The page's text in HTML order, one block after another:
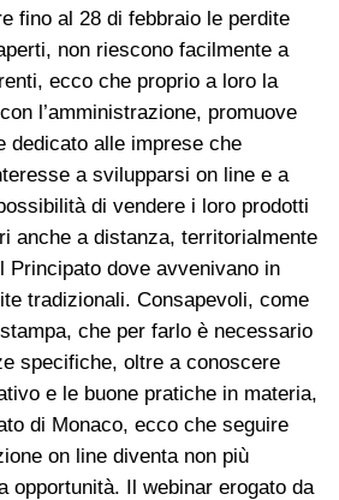
fino al 28 di febbraio le perdite
non riescono facilmente a
ecco che proprio a loro la
l’amministrazione, promuove
dedicato alle imprese che
a svilupparsi on line e a
di vendere i loro prodotti
anche a distanza, territorialmente
Principato dove avvenivano in
tradizionali. Consapevoli, come
che per farlo è necessario
specifiche, oltre a conoscere
e le buone pratiche in materia,
di Monaco, ecco che seguire
on line diventa non più
opportunità. Il webinar erogato da